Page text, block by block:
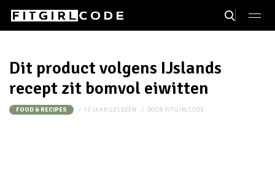
Dit product volgens IJslands
recept zit bomvol eiwitten
FOOD & RECIPES 10 JAAR GELEDEN DOOR FITGIRLCODE